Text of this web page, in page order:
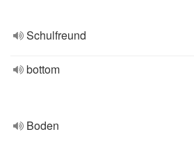
Schulfreund
bottom
Boden